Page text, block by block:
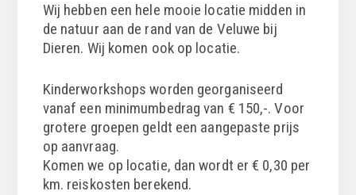
Wij hebben een hele mooie locatie midden in
de natuur aan de rand van de Veluwe bij
Dieren. Wij komen ook op locatie.
Kinderworkshops worden georganiseerd
vanaf een minimumbedrag van € 150,-. Voor
grotere groepen geldt een aangepaste prijs
op aanvraag.
Komen we op locatie, dan wordt er € 0,30 per
km. reiskosten berekend.